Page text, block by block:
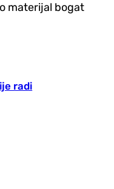
materijal bogat
radi